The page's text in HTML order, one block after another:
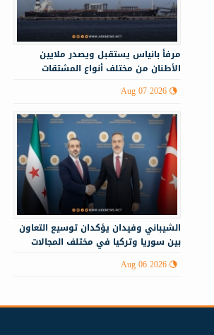
مرفأ بانياس يستقبل ويصدر ملايين
الأطنان من مختلف أنواع المشتقات
Aug 07 2026
الشيباني وفيدان يؤكدان توسيع التعاون
بين سوريا وتركيا في مختلف المجالات
Aug 06 2026